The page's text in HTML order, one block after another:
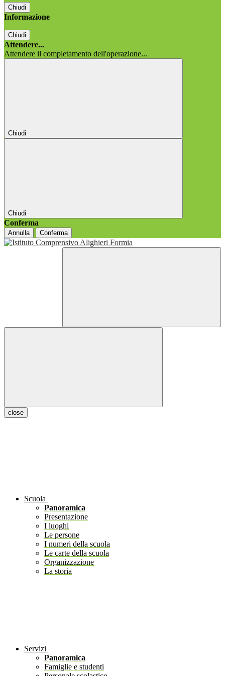
Chiudi
Informazione
Chiudi
Attendere...
Attendere il completamento dell'operazione...
Chiudi
Chiudi
Conferma
Annulla Conferma
close
Scuola
Panoramica
Presentazione
I luoghi
Le persone
I numeri della scuola
Le carte della scuola
Organizzazione
La storia
Servizi
Panoramica
Famiglie e studenti